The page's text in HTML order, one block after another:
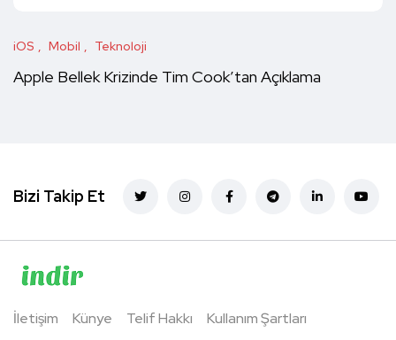
iOS Mobil Teknoloji
Apple Bellek Krizinde Tim Cook’tan Açıklama
Bizi Takip Et
İletişim Künye Telif Hakkı Kullanım Şartları